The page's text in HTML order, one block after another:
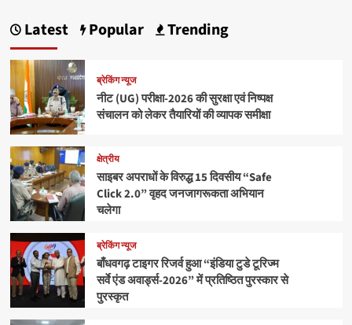
Latest Popular Trending
ब्रेकिंग न्यूज
नीट (UG) परीक्षा-2026 की सुरक्षा एवं निष्पक्ष
संचालन को लेकर तैयारियों की व्यापक समीक्षा
क्षेत्रीय
साइबर अपराधों के विरुद्ध 15 दिवसीय “Safe
Click 2.0” वृहद जनजागरूकता अभियान
चलेगा
ब्रेकिंग न्यूज
बाँधवगढ़ टाइगर रिजर्व हुआ “इंडिया टुडे टूरिज्म
सर्वे एंड अवार्ड्स-2026” में प्रतिष्ठित पुरस्कार से
पुरस्कृत